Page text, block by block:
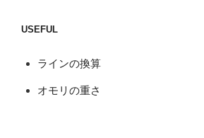
USEFUL
ラインの換算
オモリの重さ